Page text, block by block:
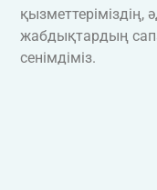
қызметтеріміздің,
жабдықтардың
сенімдіміз.